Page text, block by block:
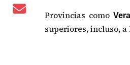
Provincias como
superiores, incluso,